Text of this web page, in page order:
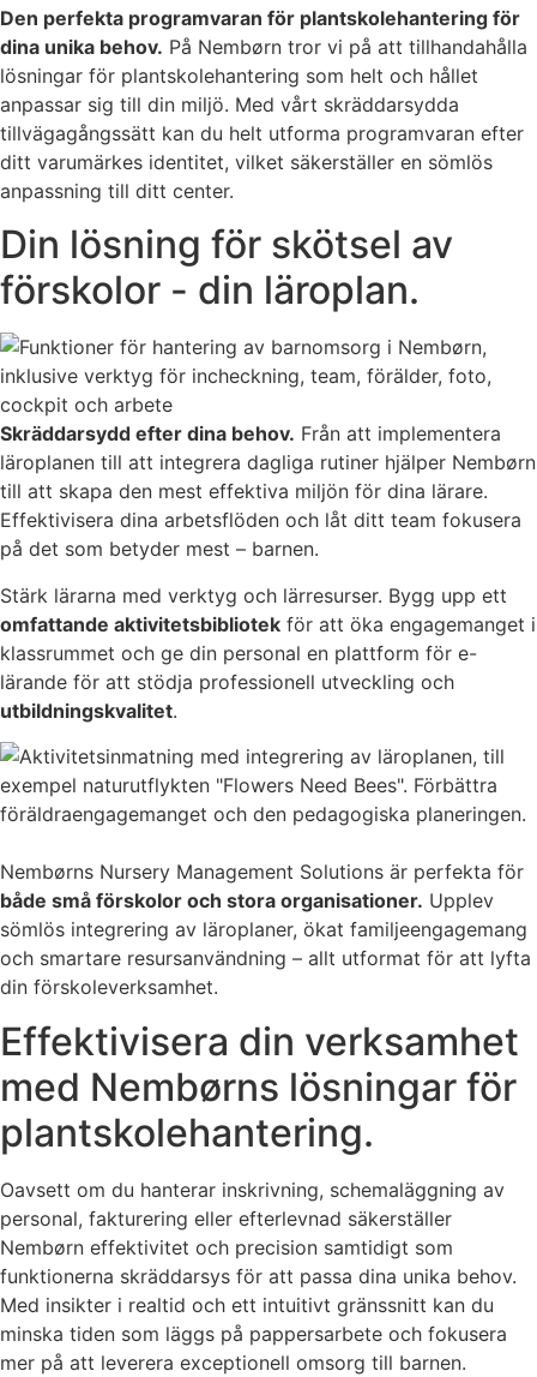
Den perfekta programvaran för plantskolehantering för
dina unika behov. På Nembørn tror vi på att tillhandahålla
lösningar för plantskolehantering som helt och hållet
anpassar sig till din miljö. Med vårt skräddarsydda
tillvägagångssätt kan du helt utforma programvaran efter
ditt varumärkes identitet, vilket säkerställer en sömlös
anpassning till ditt center.
Din lösning för skötsel av
förskolor - din läroplan.
Skräddarsydd efter dina behov. Från att implementera
läroplanen till att integrera dagliga rutiner hjälper Nembørn
till att skapa den mest effektiva miljön för dina lärare.
Effektivisera dina arbetsflöden och låt ditt team fokusera
på det som betyder mest – barnen.
Stärk lärarna med verktyg och lärresurser. Bygg upp ett
omfattande aktivitetsbibliotek för att öka engagemanget i
klassrummet och ge din personal en plattform för e-
lärande för att stödja professionell utveckling och
utbildningskvalitet.
Nembørns Nursery Management Solutions är perfekta för
både små förskolor och stora organisationer. Upplev
sömlös integrering av läroplaner, ökat familjeengagemang
och smartare resursanvändning – allt utformat för att lyfta
din förskoleverksamhet.
Effektivisera din verksamhet
med Nembørns lösningar för
plantskolehantering.
Oavsett om du hanterar inskrivning, schemaläggning av
personal, fakturering eller efterlevnad säkerställer
Nembørn effektivitet och precision samtidigt som
funktionerna skräddarsys för att passa dina unika behov.
Med insikter i realtid och ett intuitivt gränssnitt kan du
minska tiden som läggs på pappersarbete och fokusera
mer på att leverera exceptionell omsorg till barnen.